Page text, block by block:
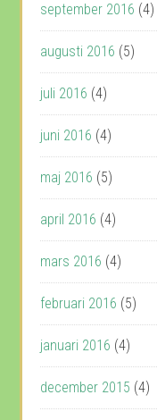
september 2016 (4)
augusti 2016 (5)
juli 2016 (4)
juni 2016 (4)
maj 2016 (5)
april 2016 (4)
mars 2016 (4)
februari 2016 (5)
januari 2016 (4)
december 2015 (4)